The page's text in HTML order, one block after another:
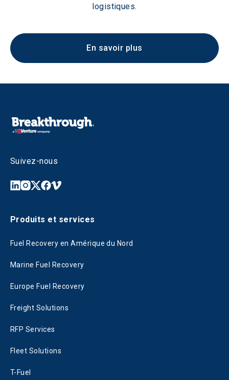
logistiques.
En savoir plus
Suivez-nous
Produits et services
Fuel Recovery en Amérique du Nord
Marine Fuel Recovery
Europe Fuel Recovery
Freight Solutions
RFP Services
Fleet Solutions
T-Fuel